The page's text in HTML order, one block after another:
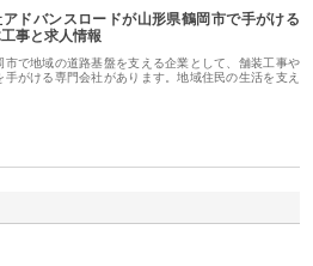
ドバンスロードが山形県鶴岡市で手がける
事と求人情報
市で地域の道路基盤を支える企業として、舗装工事や
手がける専門会社があります。地域住民の生活を支え